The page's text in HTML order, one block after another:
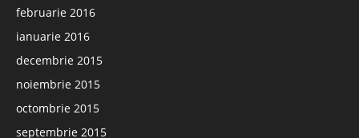
februarie 2016
ianuarie 2016
decembrie 2015
noiembrie 2015
octombrie 2015
septembrie 2015